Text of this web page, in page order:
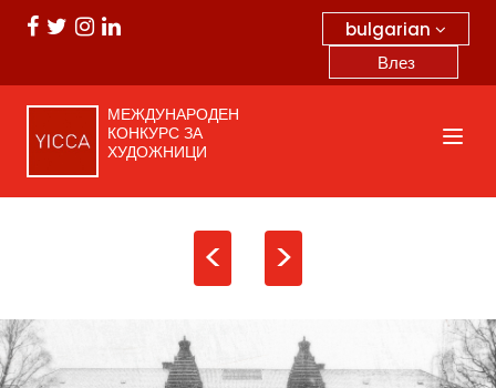
bulgarian
Влез
МЕЖДУНАРОДЕН
КОНКУРС ЗА
ХУДОЖНИЦИ
< >